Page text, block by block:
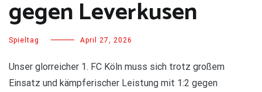
gegen Leverkusen
Spieltag April 27, 2026
Unser glorreicher 1. FC Köln muss sich trotz großem
Einsatz und kämpferischer Leistung mit 1:2 gegen